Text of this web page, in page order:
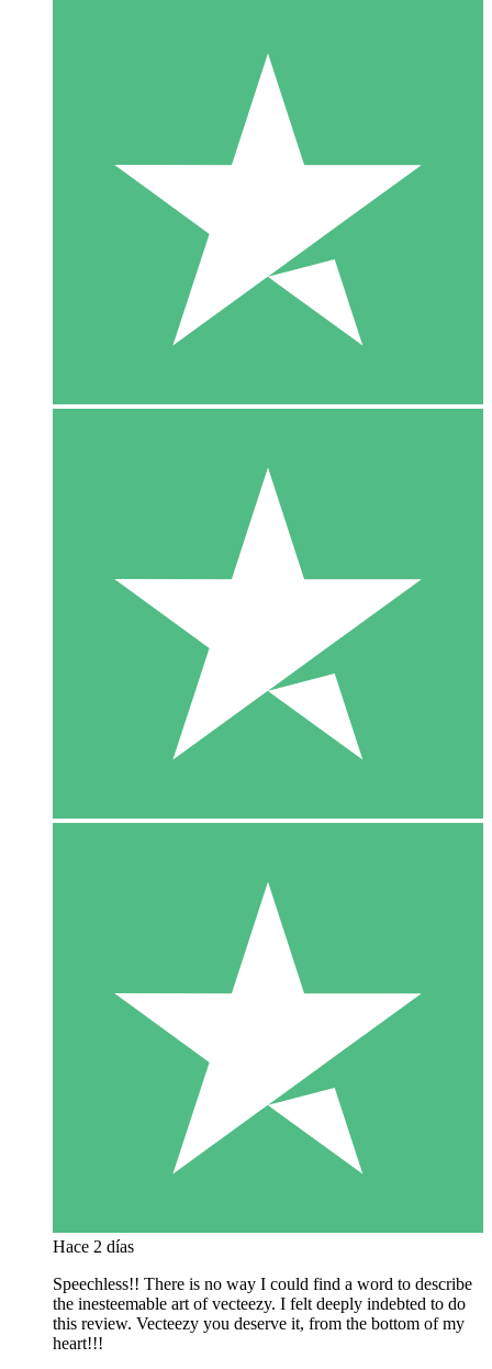
Hace 2 días
Speechless!! There is no way I could find a word to describe
the inesteemable art of vecteezy. I felt deeply indebted to do
this review. Vecteezy you deserve it, from the bottom of my
heart!!!